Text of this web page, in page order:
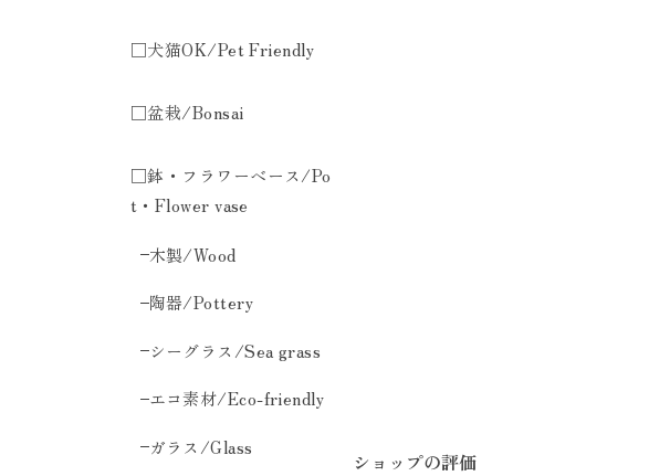
□犬猫OK/Pet Friendly
□盆栽/Bonsai
□鉢・フラワーベース/Po
t・Flower vase
木製/Wood
陶器/Pottery
シーグラス/Sea grass
エコ素材/Eco-friendly
ガラス/Glass
ショップの評価